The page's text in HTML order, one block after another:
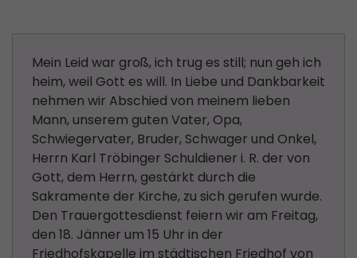
Mein Leid war groß, ich trug es still; nun geh ich
heim, weil Gott es will. In Liebe und Dankbarkeit
nehmen wir Abschied von meinem lieben
Mann, unserem guten Vater, Opa,
Schwiegervater, Bruder, Schwager und Onkel,
Herrn Karl Tröbinger Schuldiener i. R. der von
Gott, dem Herrn, gestärkt durch die
Sakramente der Kirche, zu sich gerufen wurde.
Den Trauergottesdienst feiern wir am Freitag,
den 18. Jänner um 15 Uhr in der
Friedhofskapelle im städtischen Friedhof von